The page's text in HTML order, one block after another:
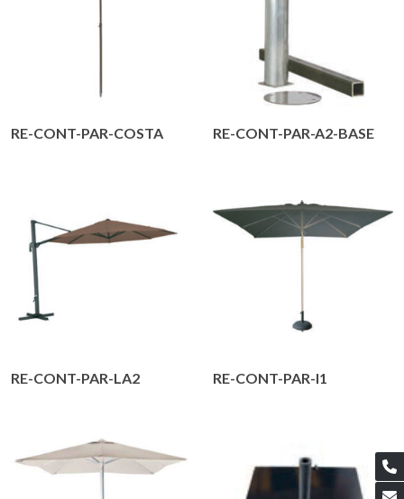
RE-CONT-PAR-COSTA RE-CONT-PAR-A2-BASE
RE-CONT-PAR-LA2 RE-CONT-PAR-I1